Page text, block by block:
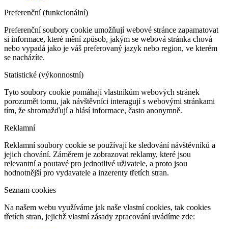
Preferenční (funkcionální)
Preferenční soubory cookie umožňují webové stránce zapamatovat
si informace, které mění způsob, jakým se webová stránka chová
nebo vypadá jako je váš preferovaný jazyk nebo region, ve kterém
se nacházíte.
Statistické (výkonnostní)
Tyto soubory cookie pomáhají vlastníkům webových stránek
porozumět tomu, jak návštěvníci interagují s webovými stránkami
tím, že shromažďují a hlásí informace, často anonymně.
Reklamní
Reklamní soubory cookie se používají ke sledování návštěvníků a
jejich chování. Záměrem je zobrazovat reklamy, které jsou
relevantní a poutavé pro jednotlivé uživatele, a proto jsou
hodnotnější pro vydavatele a inzerenty třetích stran.
Seznam cookies
Na našem webu využíváme jak naše vlastní cookies, tak cookies
třetích stran, jejichž vlastní zásady zpracování uvádíme zde: